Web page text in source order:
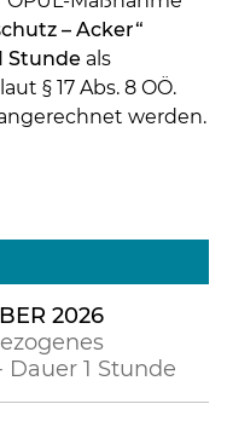
– Acker“
Stunde als
laut § 17 Abs. 8 OÖ.
werden.
2026
1 Stunde